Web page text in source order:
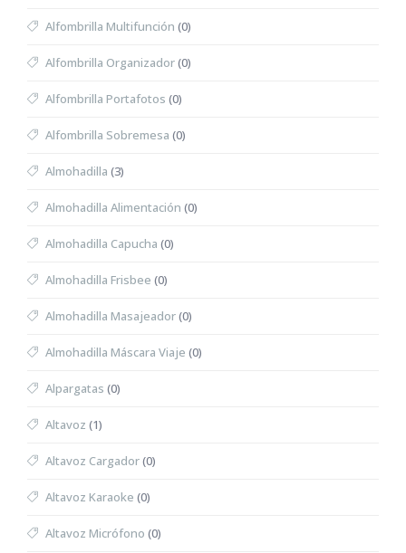
Alfombrilla Multifunción (0)
Alfombrilla Organizador(0)
Alfombrilla Portafotos (0)
Alfombrilla Sobremesa (0)
Almohadilla (3)
Almohadilla Alimentación (0)
Almohadilla Capucha (0)
Almohadilla Frisbee (0)
Almohadilla Masajeador(0)
Almohadilla Máscara Viaje (0)
Alpargatas (0)
Altavoz (1)
Altavoz Cargador(0)
Altavoz Karaoke (0)
Altavoz Micrófono (0)